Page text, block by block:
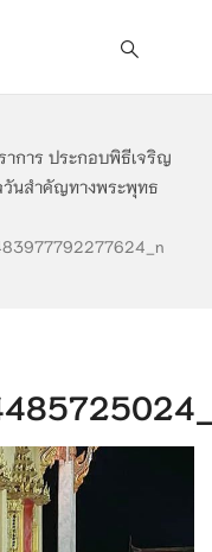
การ ประกอบพิธีเจริญ
วันสำคัญทางพระพุทธ